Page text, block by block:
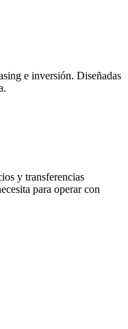
e inversión. Diseñadas
y transferencias
para operar con